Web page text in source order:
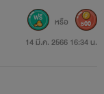
14 มี.ค. 2566 16:34 น.
หรือ 500